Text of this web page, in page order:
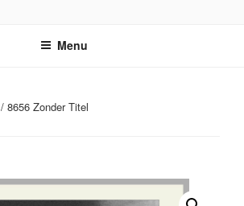
Menu
/ 8656 Zonder Titel